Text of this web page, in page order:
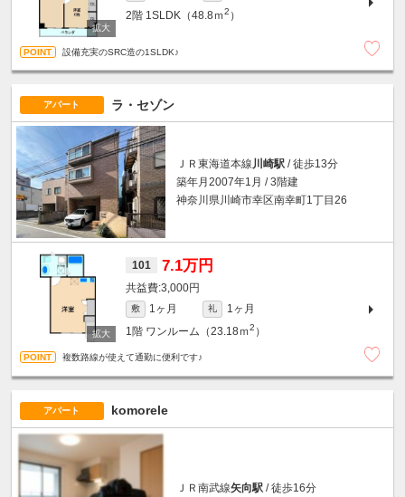
2階 1SLDK（48.8ｍ2 ）
設備充実のSRC造の1SLDK♪
アパート ラ・セゾン
ＪＲ東海道本線川崎駅 / 徒歩13分
築年月2007年1月 / 3階建
神奈川県川崎市幸区南幸町1丁目26
101 7.1万円
3,000円
敷 1ヶ月 礼
1ヶ月
1階 ワンルーム（23.18ｍ2 ）
複数路線が使えて通勤に便利です♪
アパート komorele
ＪＲ南武線矢向駅 / 徒歩16分